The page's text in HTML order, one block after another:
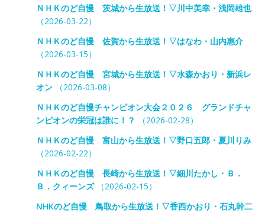
ＮＨＫのど自慢 茨城から生放送！▽川中美幸・浅岡雄也
（2026-03-22）
ＮＨＫのど自慢 佐賀から生放送！▽はなわ・山内惠介
（2026-03-15）
ＮＨＫのど自慢 宮城から生放送！▽水森かおり・新浜レ
オン（2026-03-08）
ＮＨＫのど自慢チャンピオン大会２０２６ グランドチャ
ンピオンの栄冠は誰に！？
（2026-02-28）
ＮＨＫのど自慢 富山から生放送！▽野口五郎・夏川りみ
（2026-02-22）
ＮＨＫのど自慢 長崎から生放送！▽細川たかし・Ｂ．
Ｂ．クィーンズ（2026-02-15）
NHKのど自慢 鳥取から生放送！▽香西かおり・石丸幹二